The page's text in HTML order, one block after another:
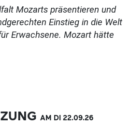
Mozarts präsentieren und
Einstieg in die Welt
Erwachsene. Mozart hätte
AM DI22.09.26